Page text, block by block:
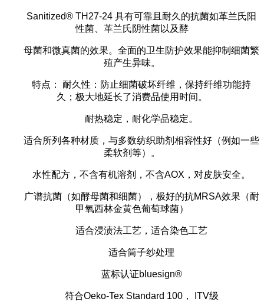
Sanitized® TH27-24 具有可靠且耐久的抗菌如革兰氏阳
性菌、革兰氏阴性菌以及酵
母菌和微真菌的效果。全面的卫生防护效果能抑制细菌繁
殖产生异味。
特点：
耐久性：防止细菌破坏纤维，保持纤维功能持
久；极大地延长了消费品使用时间。
耐热稳定，耐化学品稳定。
适合所列各种材质，与多数纺织助剂相容性好（例如一些
柔软剂等）。
水性配方，不含有机溶剂，不含AOX，对皮肤安全。
广谱抗菌（如酵母菌和细菌），极好的抗MRSA效果（耐
甲氧西林金黄色葡萄球菌）
适合浸渍法工艺，适合染色工艺
适合筒子纱处理
蓝标认证bluesign®
符合Oeko-Tex Standard 100， ITV级